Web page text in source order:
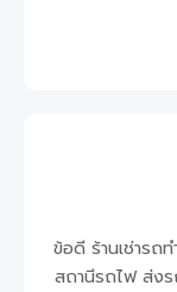
ข้อดี ร้านเช่ารถ
สถานีรถไฟ ส่งร